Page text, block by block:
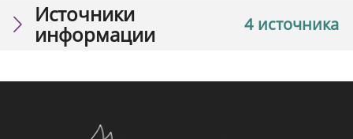
4 источника
Источники
информации